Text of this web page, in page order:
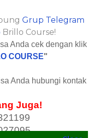
Grup Telegram
Brillo Course!
Anda cek dengan klik
COURSE"
Anda hubungi kontak
Juga!